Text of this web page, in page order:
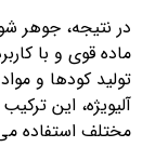
ماده قوی و با
تولید کودها و
آلیویژه، این
مختلف استفاده